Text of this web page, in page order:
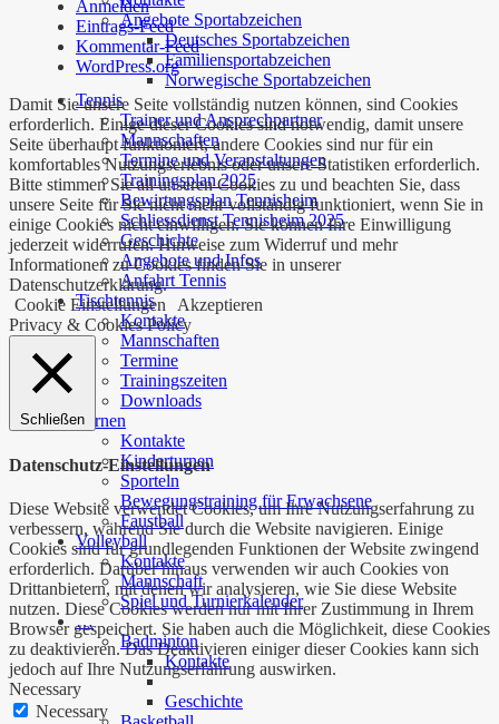
Angebote Sportabzeichen
Deutsches Sportabzeichen
Familiensportabzeichen
Norwegische Sportabzeichen
Tennis
Trainer und Ansprechpartner
Mannschaften
Termine und Veranstaltungen
Trainingsplan 2025
Bewirtungsplan Tennisheim
Schliessdienst Tennisheim 2025
Geschichte
Angebote und Infos
Anfahrt Tennis
Tischtennis
Kontakte
Mannschaften
Termine
Trainingszeiten
Downloads
Turnen
Kontakte
Kinderturnen
Sporteln
Bewegungstraining für Erwachsene
Faustball
Volleyball
Kontakte
Mannschaft
Spiel und Turnierkalender
…
Badminton
Kontakte
Geschichte
Anmelden
Eintrags-Feed
Kommentar-Feed
WordPress.org
Damit Sie unsere Seite vollständig nutzen können, sind Cookies
erforderlich. Einige dieser Cookies sind notwendig, damit unsere
Seite überhaupt funktioniert, andere Cookies sind nur für ein
komfortables Nutzungserlebnis oder unsere Statistiken erforderlich.
Bitte stimmen Sie all unseren Cookies zu und beachten Sie, dass
unsere Seite für Sie nicht mehr vollständig funktioniert, wenn Sie in
einige Cookies nicht einwilligen. Sie können Ihre Einwilligung
jederzeit widerrufen. Hinweise zum Widerruf und mehr
Informationen zu Cookies finden Sie in unserer
Datenschutzerklärung.
Cookie Einstellungen
Akzeptieren
Privacy & Cookies Policy
Schließen
Datenschutz-Einstellungen
Diese Website verwendet Cookies, um Ihre Nutzungserfahrung zu
verbessern, während Sie durch die Website navigieren. Einige
Cookies sind für grundlegenden Funktionen der Website zwingend
erforderlich. Darüber hinaus verwenden wir auch Cookies von
Drittanbietern, mit denen wir analysieren, wie Sie diese Website
nutzen. Diese Cookies werden nur mit Ihrer Zustimmung in Ihrem
Browser gespeichert. Sie haben auch die Möglichkeit, diese Cookies
zu deaktivieren. Das Deaktivieren einiger dieser Cookies kann sich
jedoch auf Ihre Nutzungserfahrung auswirken.
Necessary
Necessary